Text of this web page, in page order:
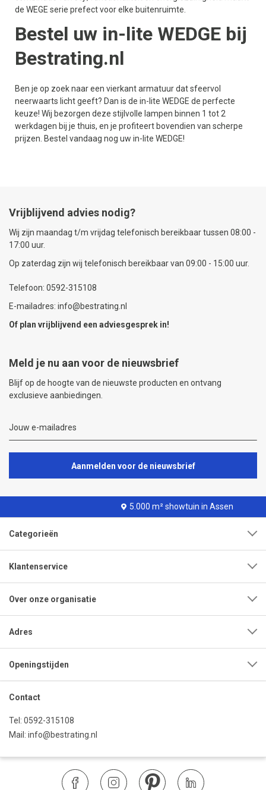
de WEGE serie prefect voor elke buitenruimte.
Bestel uw in-lite WEDGE bij
Bestrating.nl
Ben je op zoek naar een vierkant armatuur dat sfeervol
neerwaarts licht geeft? Dan is de in-lite WEDGE de perfecte
keuze! Wij bezorgen deze stijlvolle lampen binnen 1 tot 2
werkdagen bij je thuis, en je profiteert bovendien van scherpe
prijzen. Bestel vandaag nog uw in-lite WEDGE!
Vrijblijvend advies nodig?
Wij zijn maandag t/m vrijdag telefonisch bereikbaar tussen 08:00 -
17:00 uur.
Op zaterdag zijn wij telefonisch bereikbaar van 09:00 - 15:00 uur.
Telefoon: 0592-315108
E-mailadres: info@bestrating.nl
Of plan vrijblijvend een adviesgesprek in!
Meld je nu aan voor de nieuwsbrief
Blijf op de hoogte van de nieuwste producten en ontvang
exclusieve aanbiedingen.
Aanmelden voor de nieuwsbrief
5.000 m² showtuin in Assen
Categorieën
Klantenservice
Over onze organisatie
Adres
Openingstijden
Contact
Tel: 0592-315108
Mail: info@bestrating.nl